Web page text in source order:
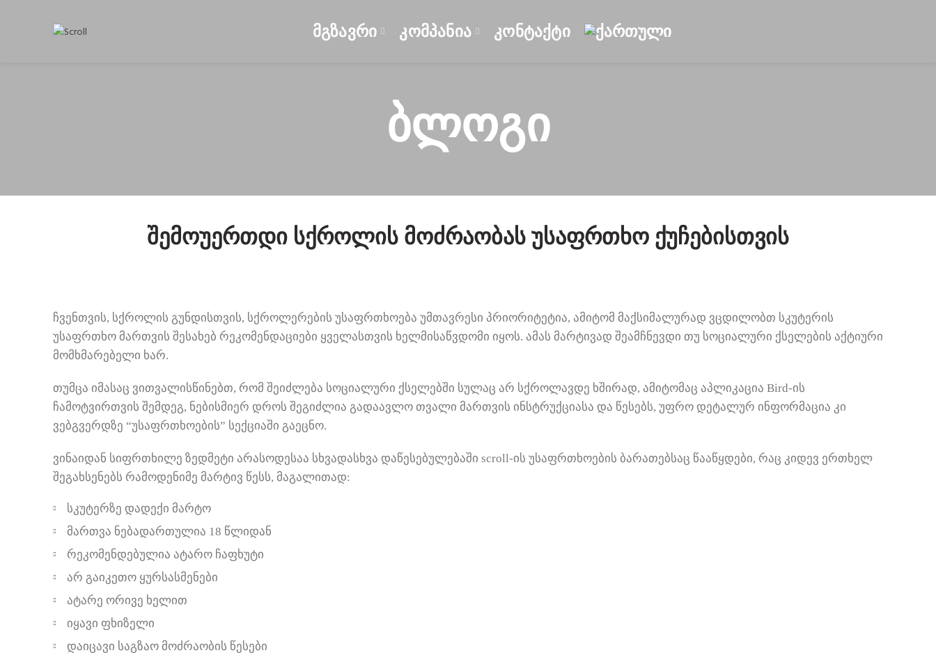
ᲛᲒᲖᲐᲕᲠᲘ ᲙᲝᲛᲞᲐᲜᲘᲐ ᲙᲝᲜᲢᲐᲥᲢᲘ
Ბლოგი
Შემოუერთდი Სქროლის Მოძრაობას Უსაფრთხო Ქუჩებისთვის
ჩვენთვის, სქროლის გუნდისთვის, სქროლერების უსაფრთხოება უმთავრესი პრიორიტეტია, ამიტომ მაქსიმალურად ვცდილობთ სკუტერის
უსაფრთხო მართვის შესახებ რეკომენდაციები ყველასთვის ხელმისაწვდომი იყოს. ამას მარტივად შეამჩნევდი თუ სოციალური ქსელების აქტიური
მომხმარებელი ხარ.
თუმცა იმასაც ვითვალისწინებთ, რომ შეიძლება სოციალური ქსელებში სულაც არ სქროლავდე ხშირად, ამიტომაც აპლიკაცია Bird-ის
ჩამოტვირთვის შემდეგ, ნებისმიერ დროს შეგიძლია გადაავლო თვალი მართვის ინსტრუქციასა და წესებს, უფრო დეტალურ ინფორმაცია კი
ვებგვერდზე “უსაფრთხოების” სექციაში გაეცნო.
ვინაიდან სიფრთხილე ზედმეტი არასოდესაა სხვადასხვა დაწესებულებაში scroll-ის უსაფრთხოების ბარათებსაც წააწყდები, რაც კიდევ ერთხელ
შეგახსენებს რამოდენიმე მარტივ წესს, მაგალითად:
სკუტერზე დადექი მარტო
მართვა ნებადართულია 18 წლიდან
რეკომენდებულია ატარო ჩაფხუტი
არ გაიკეთო ყურსასმენები
ატარე ორივე ხელით
იყავი ფხიზელი
დაიცავი საგზაო მოძრაობის წესები